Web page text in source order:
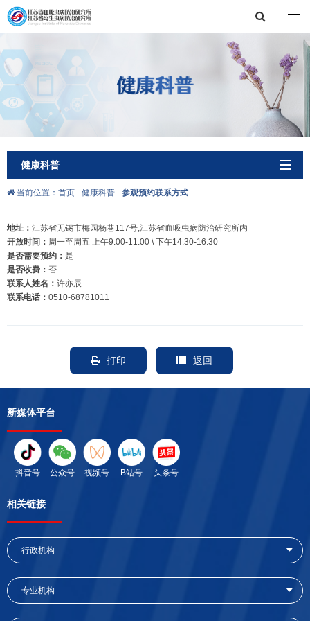
江苏省血吸虫病防治研究所，江苏省寄生虫病防治研究所
健康科普
当前位置： 首页 - 健康科普 - 参观预约联系方式
地址： 江苏省无锡市梅园杨巷117号,江苏省血吸虫病防治研究所内
开放时间： 周一至周五 上午9:00-11:00 \ 下午14:30-16:30
是否需要预约： 是
是否收费： 否
联系人姓名： 许亦辰
联系电话： 0510-68781011
打印 返回
新媒体平台
抖音号 公众号 视频号 B站号 头条号
相关链接
行政机构
专业机构